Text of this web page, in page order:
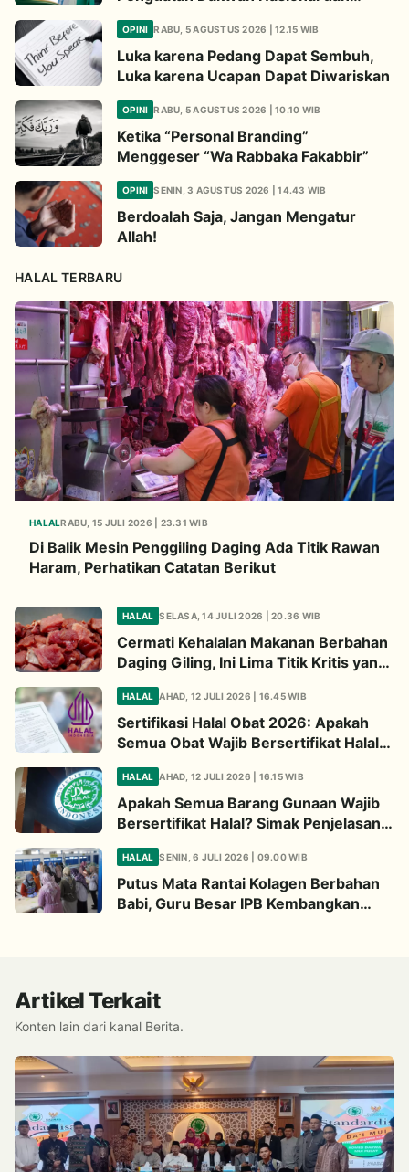
OPINI RABU, 5 AGUSTUS 2026 | 12.15 WIB
Luka karena Pedang Dapat Sembuh,
Luka karena Ucapan Dapat Diwariskan
OPINI RABU, 5 AGUSTUS 2026 | 10.10 WIB
Ketika “Personal Branding”
Menggeser “Wa Rabbaka Fakabbir”
OPINI SENIN, 3 AGUSTUS 2026 | 14.43 WIB
Berdoalah Saja, Jangan Mengatur
Allah!
HALAL TERBARU
HALALRABU, 15 JULI 2026 | 23.31 WIB
Di Balik Mesin Penggiling Daging Ada Titik Rawan
Haram, Perhatikan Catatan Berikut
HALAL SELASA, 14 JULI 2026 | 20.36 WIB
Cermati Kehalalan Makanan Berbahan
Daging Giling, Ini Lima Titik Kritis yang
Wajib Diperhatikan
HALAL AHAD, 12 JULI 2026 | 16.45 WIB
Sertifikasi Halal Obat 2026: Apakah
Semua Obat Wajib Bersertifikat Halal?
Begini Penjelasannya
HALAL AHAD, 12 JULI 2026 | 16.15 WIB
Apakah Semua Barang Gunaan Wajib
Bersertifikat Halal? Simak Penjelasan
Ini
HALAL SENIN, 6 JULI 2026 | 09.00 WIB
Putus Mata Rantai Kolagen Berbahan
Babi, Guru Besar IPB Kembangkan
Artikel Terkait
Konten lain dari kanal Berita.